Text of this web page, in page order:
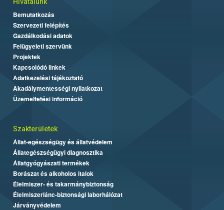
Bemutatkozás
Szervezeti felépítés
Gazdálkodási adatok
Felügyeleti szervünk
Projektek
Kapcsolódó linkek
Adatkezelési tájékoztató
Akadálymentességi nyilatkozat
Üzemeltetési információ
Szakterületek
Állat-egészségügy és állatvédelem
Állategészségügyi diagnosztika
Állatgyógyászati termékek
Borászat és alkoholos italok
Élelmiszer- és takarmánybiztonság
Élelmiszerlánc-biztonsági laborhálózat
Járványvédelem